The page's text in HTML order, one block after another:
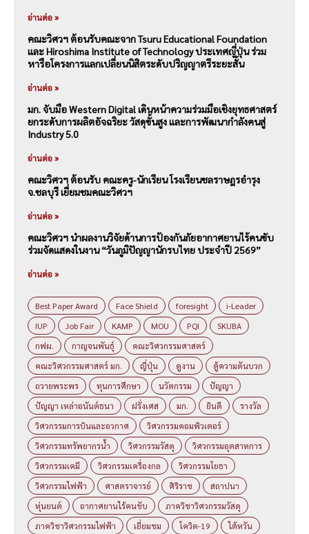
อ่านต่อ »
คณะวิศวฯ ต้อนรับคณะจาก Tsuru Educational Foundation
และ Hiroshima Institute of Technology ประเทศญี่ปุ่น ร่วม
หารือโครงการแลกเปลี่ยนนิสิตระดับปริญญาตรีระยะสั้น
อ่านต่อ »
มก. จับมือ Western Digital เดินหน้าความร่วมมือเชิงยุทธศาสตร์
ยกระดับการผลิตอัจฉริยะ วัสดุขั้นสูง และการพัฒนากำลังคนสู่
Industry 5.0
อ่านต่อ »
คณะวิศวฯ ต้อนรับ คณะครู-นักเรียน โรงเรียนชลราษฎรอำรุง
จ.ชลบุรี เยี่ยมชมคณะวิศวฯ
อ่านต่อ »
คณะวิศวฯ นำผลงานวิจัยด้านการป้องกันภัยอากาศยานไร้คนขับ
ร่วมจัดแสดงในงาน “วันภูมิปัญญานักรบไทย ประจำปี 2569”
อ่านต่อ »
Best Paper Award Face Shield foresight
i-Leader
IUP
Job Fair KAMP MOU PQI
SKUBA
กฟผ.
กาญจนพันธุ์
คณะวิศวกรรมศาสตร์
คณะวิศวกรรมศาสตร์ มก.
ญี่ปุ่น ดูงาน
ตู้ความดันบวก
ถวายพระพร
ทุนการศึกษา นวัตกรรม
ปัญญา
ปัญญา เหล่าอนันต์ธนา
ฝรั่งเศส มก. ยินดี
รางวัล
วิศวกรรมการบินและอวกาศ
วิศวกรรมคอมพิวเตอร์
วิศวกรรมทรัพยากรน้ำ
วิศวกรรมวัสดุ
วิศวกรรมอุตสาหการ
วิศวกรรมเคมี
วิศวกรรมเครื่องกล
วิศวกรรมโยธา
วิศวกรรมไฟฟ้า
ศาสตราจารย์ ศิริราช
สถาปนา
หุ่นยนต์
อากาศยานไร้คนขับ
ภาควิชาวิศวกรรมวัสดุ
ภาควิชาวิศวกรรมไฟฟ้า
เยี่ยมชม โควิด-19 ไต้หวัน